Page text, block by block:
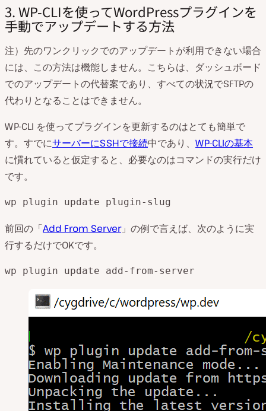
3. WP-CLIを使ってWordPressプラグインを
手動でアップデートする方法
注）先のワンクリックでのアップデートが利用できない場合
には、この方法は機能しません。こちらは、ダッシュボード
でのアップデートの代替案であり、すべての状況でSFTPの
代わりとなることはできません。
WP-CLI を使ってプラグインを更新するのはとても簡単で
す。すでにサーバーにSSHで接続中であり、 WP-CLIの基本
に慣れていると仮定すると、必要なのはコマンドの実行だけ
です。
wp plugin update plugin-slug
前回の「Add From Server」の例で言えば、次のように実
行するだけでOKです。
wp plugin update add-from-server